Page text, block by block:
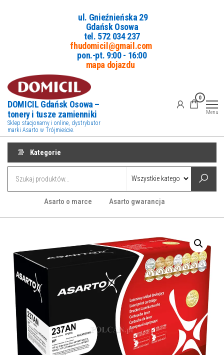
ul. Gnieźnieńska 29
Gdańsk Osowa
tel. 572 034 237
fhudomicil@gmail.com
pon.-pt. 9:00 - 16:00
mapa dojazdu
DOMICIL Gdańsk Osowa –
tonery i tusze zamienniki
Sklep stacjonarny i online, dystrybutor
marki Asarto w Trójmieście.
0
Menu
Kategorie
Asarto o marce Asarto gwarancja